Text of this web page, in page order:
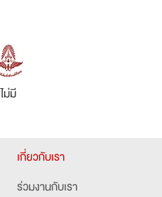
ไม่มี
เกี่ยวกับเรา
ร่วมงานกับเรา